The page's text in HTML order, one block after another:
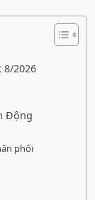
8/2026
Động
phối